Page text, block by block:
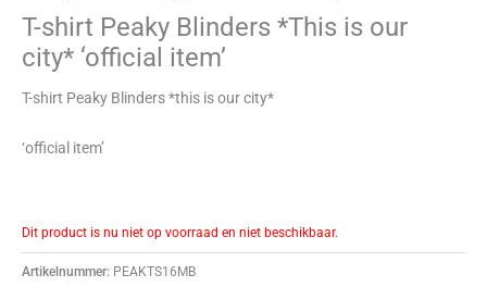
T-shirt Peaky Blinders *This is our
city* ‘official item’
T-shirt Peaky Blinders *this is our city*
‘official item’
Dit product is nu niet op voorraad en niet beschikbaar.
Artikelnummer: PEAKTS16MB